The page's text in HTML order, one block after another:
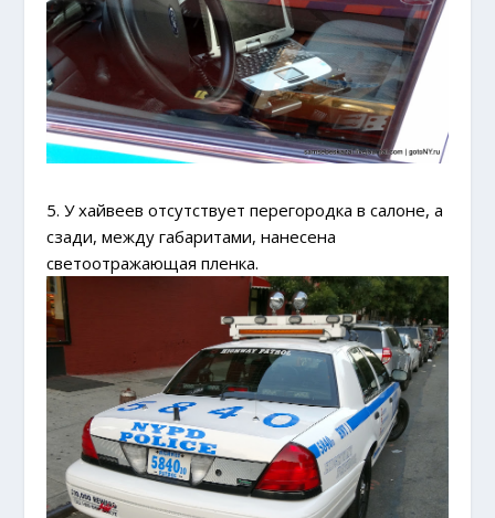
5. У хайвеев отсутствует перегородка в салоне, а
сзади, между габаритами, нанесена
светоотражающая пленка.